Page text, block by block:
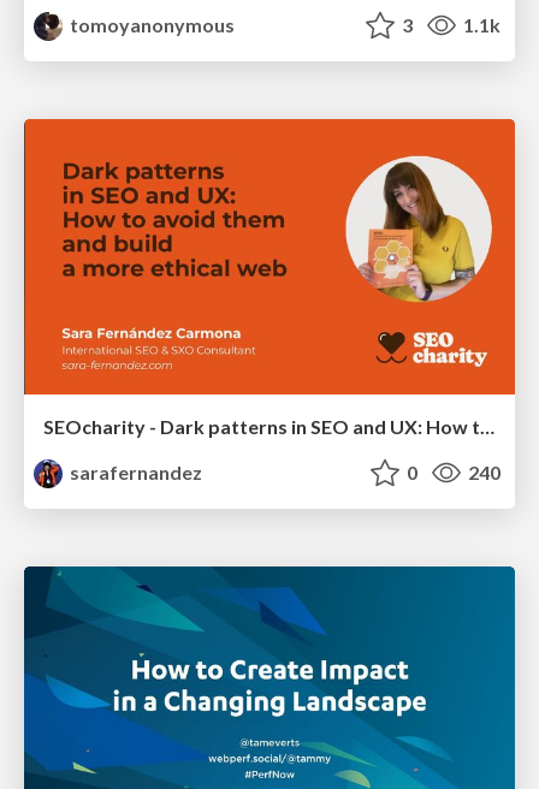
tomoyanonymous
3 1.1k
SEOcharity - Dark patterns in SEO and UX: How to avoid them and build a more ethical web
sarafernandez
0 240